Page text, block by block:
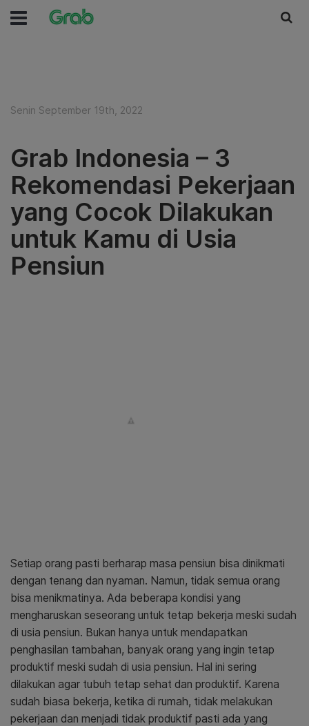
Senin September 19th, 2022
Grab Indonesia – 3
Rekomendasi Pekerjaan
yang Cocok Dilakukan
untuk Kamu di Usia
Pensiun
Setiap orang pasti berharap masa pensiun bisa dinikmati
dengan tenang dan nyaman. Namun, tidak semua orang
bisa menikmatinya. Ada beberapa kondisi yang
mengharuskan seseorang untuk tetap bekerja meski sudah
di usia pensiun. Bukan hanya untuk mendapatkan
penghasilan tambahan, banyak orang yang ingin tetap
produktif meski sudah di usia pensiun. Hal ini sering
dilakukan agar tubuh tetap sehat dan produktif. Karena
sudah biasa bekerja, ketika di rumah, tidak melakukan
pekerjaan dan menjadi tidak produktif pasti ada yang